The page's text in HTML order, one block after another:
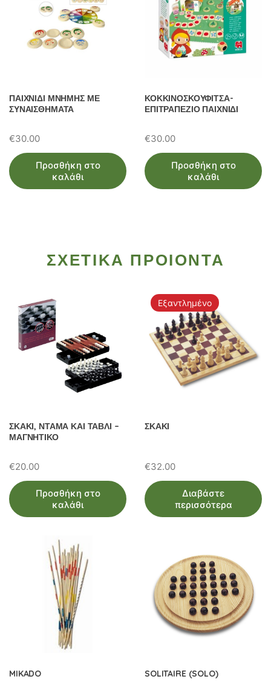
ΠΑΙΧΝΙΔΙ ΜΝΗΜΗΣ ΜΕ
ΣΥΝΑΙΣΘΗΜΑΤΑ
€30.00
Προσθήκη στο
καλάθι
ΚΟΚΚΙΝΟΣΚΟΥΦΙΤΣΑ-
ΕΠΙΤΡΑΠΕΖΙΟ ΠΑΙΧΝΙΔΙ
€30.00
Προσθήκη στο
καλάθι
ΣΧΕΤΙΚΑ ΠΡΟΙΟΝΤΑ
ΣΚΑΚΙ, ΝΤΑΜΑ ΚΑΙ ΤΑΒΛΙ –
ΜΑΓΝΗΤΙΚΟ
€20.00
Προσθήκη στο
καλάθι
Εξαντλημένο
ΣΚΑΚΙ
€32.00
Διαβάστε
περισσότερα
MIKADO SOLITAIRE (SOLO)